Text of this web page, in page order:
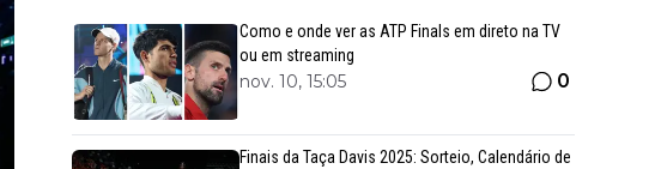
Como e onde ver as ATP Finals em direto na TV
ou em streaming
nov. 10, 15:05 0
Finais da Taça Davis 2025: Sorteio, Calendário de